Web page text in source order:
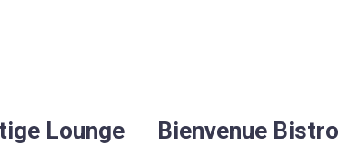
Lounge Bienvenue Bistro